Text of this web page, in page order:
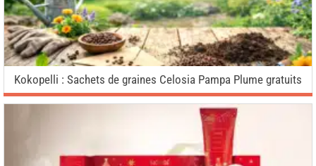
Kokopelli : Sachets de graines Celosia Pampa Plume gratuits